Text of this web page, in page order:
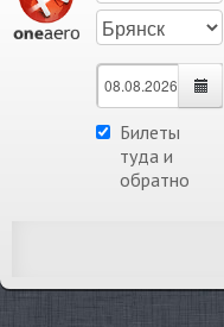
Билеты
туда и
обратно